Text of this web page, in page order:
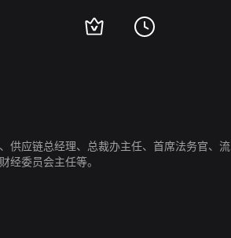
供应链总经理、总裁办主任、首席法务官、流
经委员会主任等。